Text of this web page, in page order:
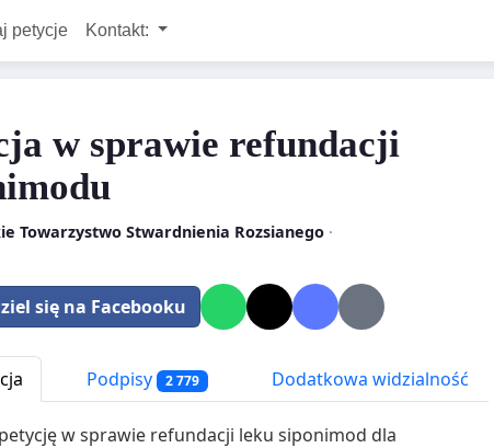
petycje Kontakt:
w sprawie refundacji
Towarzystwo Stwardnienia Rozsianego·
się na Facebooku
Podpisy 2 779 Dodatkowa widzialność
w sprawie refundacji leku siponimod dla